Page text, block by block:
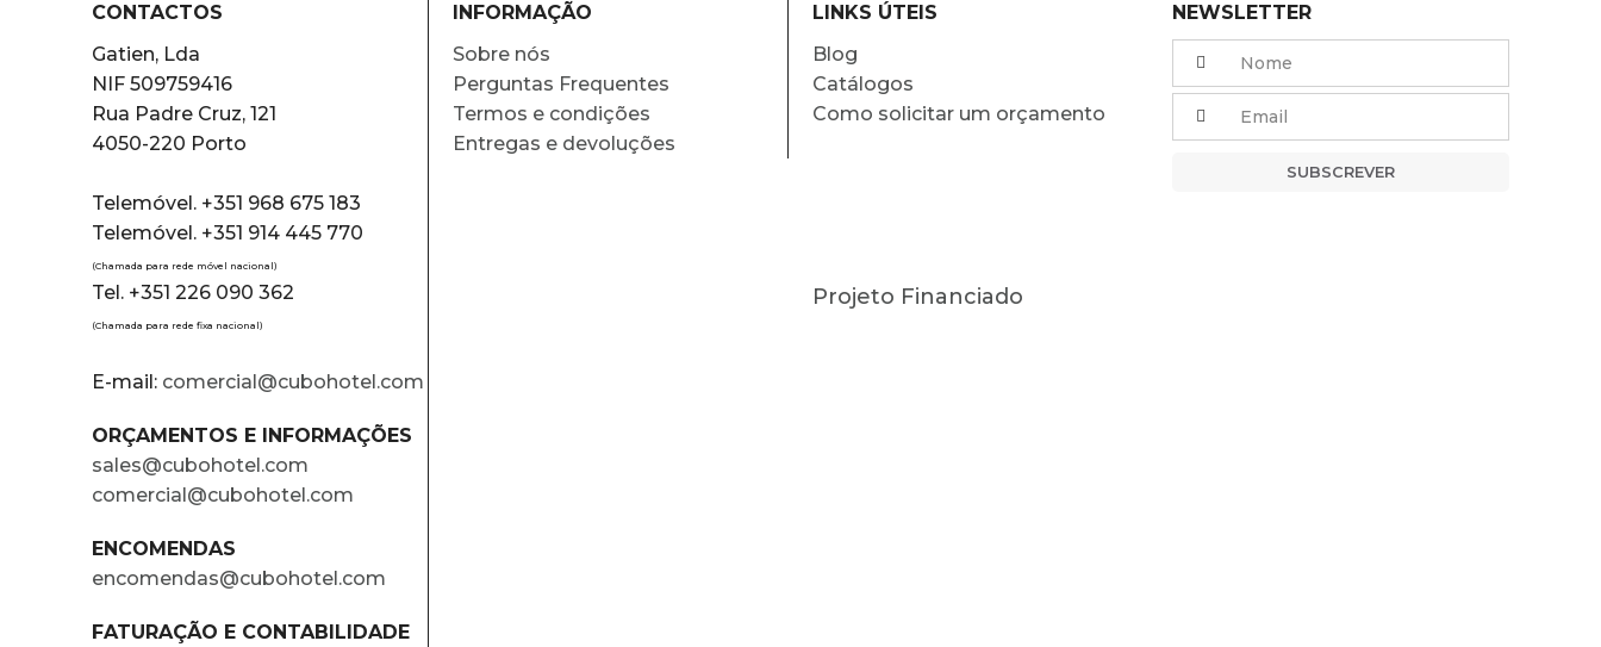
CONTACTOS
Gatien, Lda
NIF 509759416
Rua Padre Cruz, 121
4050-220 Porto
Telemóvel. +351 968 675 183
Telemóvel. +351 914 445 770
(Chamada para rede móvel nacional)
Tel. +351 226 090 362
(Chamada para rede fixa nacional)
E-mail: comercial@cubohotel.com
ORÇAMENTOS E INFORMAÇÕES
sales@cubohotel.com
comercial@cubohotel.com
ENCOMENDAS
encomendas@cubohotel.com
FATURAÇÃO E CONTABILIDADE
INFORMAÇÃO
Sobre nós
Perguntas Frequentes
Termos e condições
Entregas e devoluções
LINKS ÚTEIS
Blog
Catálogos
Como solicitar um orçamento
Projeto Financiado
NEWSLETTER
SUBSCREVER